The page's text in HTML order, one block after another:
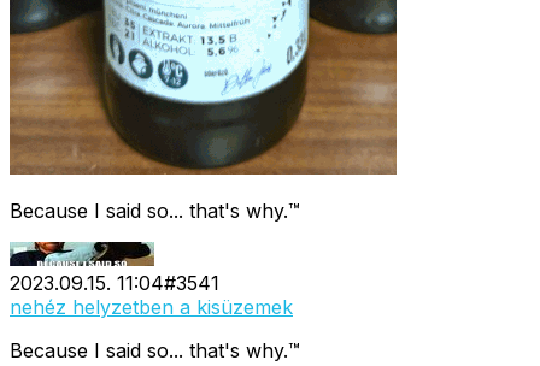
Because I said so... that's why.™
2023.09.15. 11:04#3541
nehéz helyzetben a kisüzemek
Because I said so... that's why.™